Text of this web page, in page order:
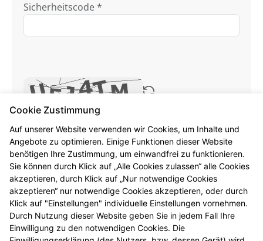
Sicherheitscode *
Ich habe dieDatenschutzhinweisezur
Kenntnis genommen.
Formular jetzt absenden
Alle mit * gekennzeichneten Felder sind
Pflichtangaben.
Cookie Zustimmung
Auf unserer Website verwenden wir Cookies, um Inhalte und
Angebote zu optimieren. Einige Funktionen dieser Website
benötigen Ihre Zustimmung, um einwandfrei zu funktionieren.
Sie können durch Klick auf „Alle Cookies zulassen“ alle Cookies
akzeptieren, durch Klick auf „Nur notwendige Cookies
akzeptieren“ nur notwendige Cookies akzeptieren, oder durch
Klick auf "Einstellungen" individuelle Einstellungen vornehmen.
Durch Nutzung dieser Website geben Sie in jedem Fall Ihre
Einwilligung zu den notwendigen Cookies. Die